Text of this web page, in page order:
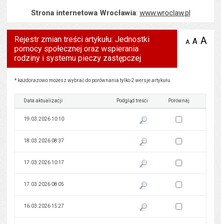
Strona internetowa Wrocławia: www.wroclaw.pl
Rejestr zmian treści artykułu: Jednostki
pomocy społecznej oraz wspierania
rodziny i systemu pieczy zastępczej
A zmniejsz
A A
Rejestr zmian treści artykułu: Jednostki pomocy społecznej oraz wspierania rodziny i
* każdorazowo możesz wybrać do porównania tylko 2 wersje artykułu
Data aktualizacji Podgląd treści Porównaj
19.03.2026 10:10 Pokaż podgląd wersji z dnia
Zaznacz wersję do
18.03.2026 08:37 Pokaż podgląd wersji z dnia
Zaznacz wersję do
17.03.2026 10:17 Pokaż podgląd wersji z dnia
Zaznacz wersję do
17.03.2026 08:05 Pokaż podgląd wersji z dnia
Zaznacz wersję do
16.03.2026 15:27 Pokaż podgląd wersji z dnia
Zaznacz wersję do